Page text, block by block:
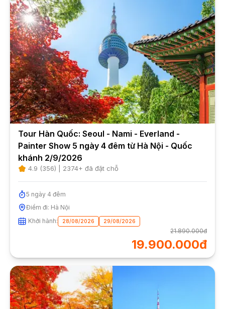
Tour Hàn Quốc: Seoul - Nami - Everland -
Painter Show 5 ngày 4 đêm từ Hà Nội - Quốc
khánh 2/9/2026
4.9 (356) | 2374+ đã đặt chỗ
5 ngày 4 đêm
Điểm đi: Hà Nội
Khởi hành:
28/08/2026 29/08/2026
21.890.000đ
19.900.000đ